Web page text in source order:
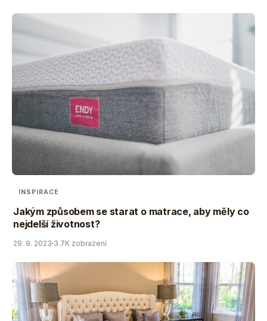
INSPIRACE
Jakým způsobem se starat o matrace, aby měly co
nejdelší životnost?
29. 9. 2023 3.7K zobrazení